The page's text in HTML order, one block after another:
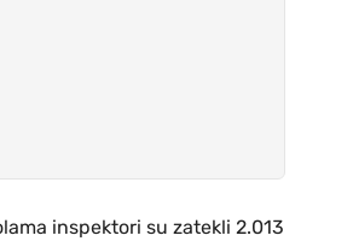
inspektori su zatekli 2.013